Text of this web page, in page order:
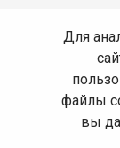
Для
файлы
вы